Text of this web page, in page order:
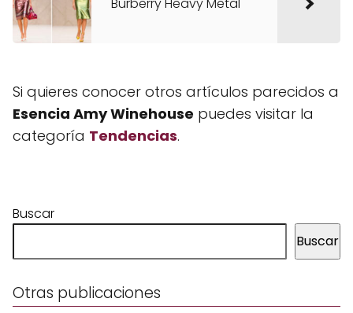
Si quieres conocer otros artículos parecidos a
Esencia Amy Winehouse puedes visitar la
categoría Tendencias.
Buscar
Buscar
Otras publicaciones